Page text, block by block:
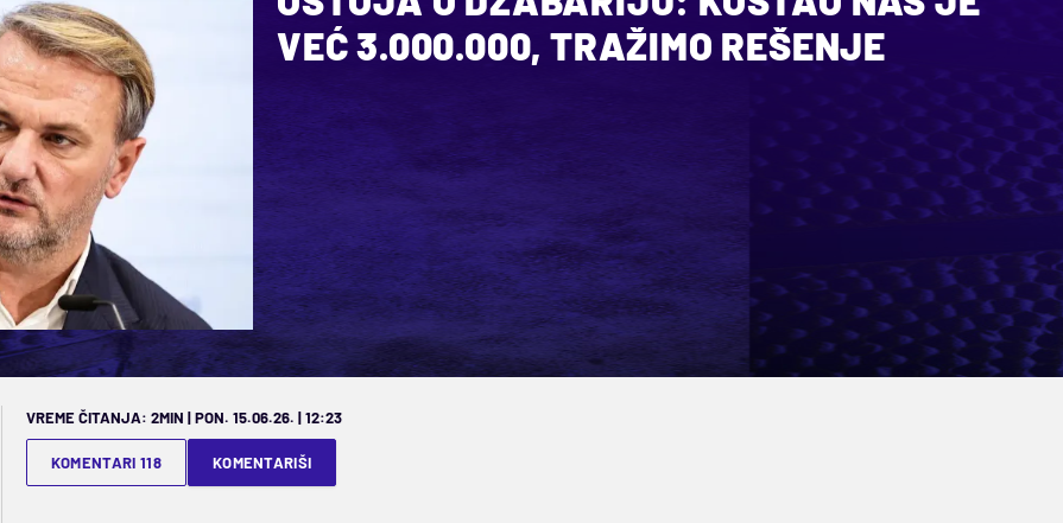
VEĆ 3.000.000, TRAŽIMO REŠENJE
VREME ČITANJA: 2MIN | PON. 15.06.26. | 12:23
KOMENTARI 118 KOMENTARIŠI